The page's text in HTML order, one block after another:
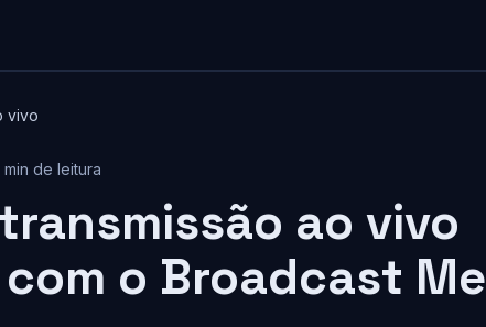
vivo
min de leitura
ao vivo
o Broadcast Me